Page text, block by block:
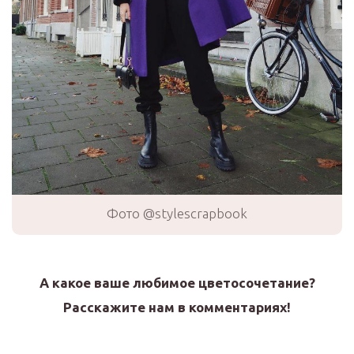
Фото @stylescrapbook
А какое ваше любимое цветосочетание?
Расскажите нам в комментариях!